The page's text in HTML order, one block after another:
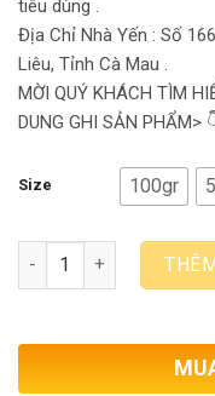
tiêu dùng .
Địa Chỉ Nhà Yến : Số
Liêu, Tỉnh Cà Mau .
MỜI QUÝ KHÁCH TÌM
DUNG GHI SẢN PHẨM>
Size 100gr
Số lượng